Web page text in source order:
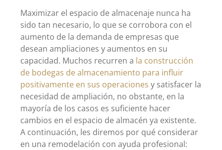
Maximizar el espacio de almacenaje nunca ha
sido tan necesario, lo que se corrobora con el
aumento de la demanda de empresas que
desean ampliaciones y aumentos en su
capacidad. Muchos recurren a la construcción
de bodegas de almacenamiento para influir
positivamente en sus operaciones y satisfacer la
necesidad de ampliación, no obstante, en la
mayoría de los casos es suficiente hacer
cambios en el espacio de almacén ya existente.
A continuación, les diremos por qué considerar
en una remodelación con ayuda profesional: